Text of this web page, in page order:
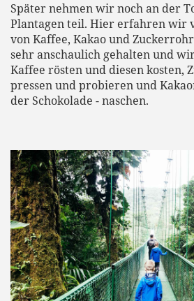
Später nehmen wir noch an der
Plantagen teil. Hier erfahren wir
von Kaffee, Kakao und
sehr anschaulich gehalten und
Kaffee rösten und diesen kosten,
pressen und probieren und
der Schokolade - naschen.